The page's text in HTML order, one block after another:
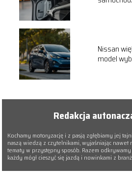
Nissan
model
Redakcja
Kochamy motoryzację i z pasją zgłębiamy jej
naszą wiedzą z czytelnikami, wyjaśniając nawet
tematy w przystępny sposób. Razem
każdy mógł cieszyć się jazdą i nowinkami z